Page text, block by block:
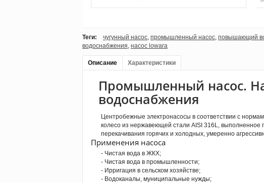
Теги: чугунный насос промышленный насос повышающий
водоснабжения насос lowara
Описание Характеристики
Промышленный насос.
водоснабжения
Центробежные электронасосы в соответствии с
колесо из нержавеющей стали AISI 316L, выполненное
перекачивания горячих и холодных, умеренно
Применения насоса
- Чистая вода в ЖКХ;
- Чистая вода в промышленности;
- Ирригация в сельском хозяйстве;
- Водоканалы, муниципальные нужды;